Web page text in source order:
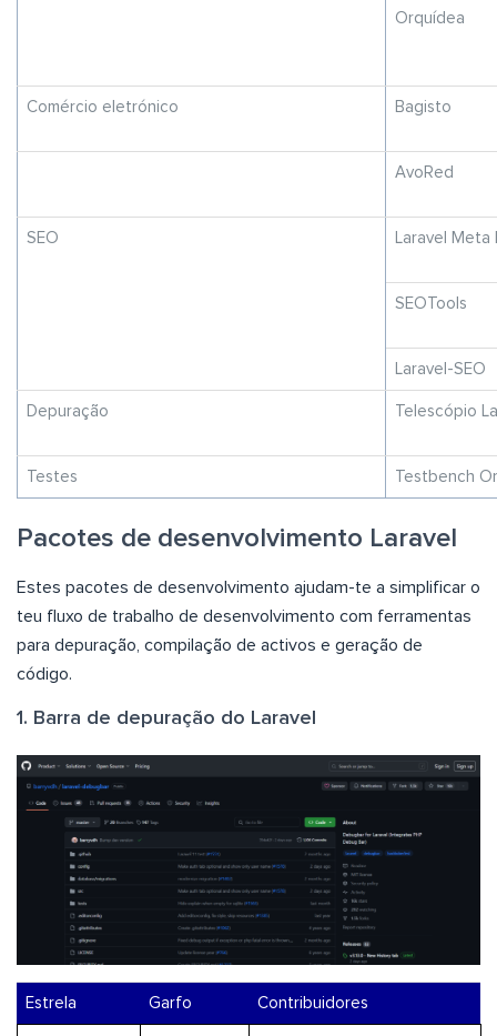
Orquídea
Comércio eletrónico Bagisto
AvoRed
SEO Laravel Meta
SEOTools
Laravel-SEO
Depuração Telescópio
Testes Testbench
Pacotes de desenvolvimento Laravel
Estes pacotes de desenvolvimento ajudam-te a simplificar o
teu fluxo de trabalho de desenvolvimento com ferramentas
para depuração, compilação de activos e geração de
código.
1. Barra de depuração do Laravel
Estrela Garfo Contribuidores